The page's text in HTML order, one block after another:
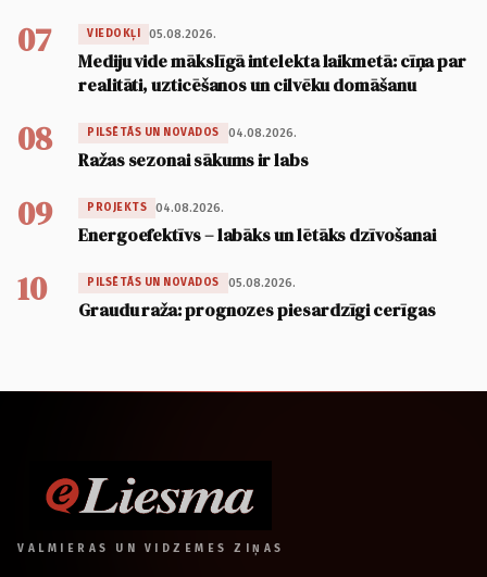
07 VIEDOKĻI 05.08.2026.
Mediju vide mākslīgā intelekta laikmetā: cīņa par
realitāti, uzticēšanos un cilvēku domāšanu
08 PILSĒTĀS UN NOVADOS 04.08.2026.
Ražas sezonai sākums ir labs
09 PROJEKTS 04.08.2026.
Energoefektīvs – labāks un lētāks dzīvošanai
10 PILSĒTĀS UN NOVADOS 05.08.2026.
Graudu raža: prognozes piesardzīgi cerīgas
VALMIERAS UN VIDZEMES ZIŅAS